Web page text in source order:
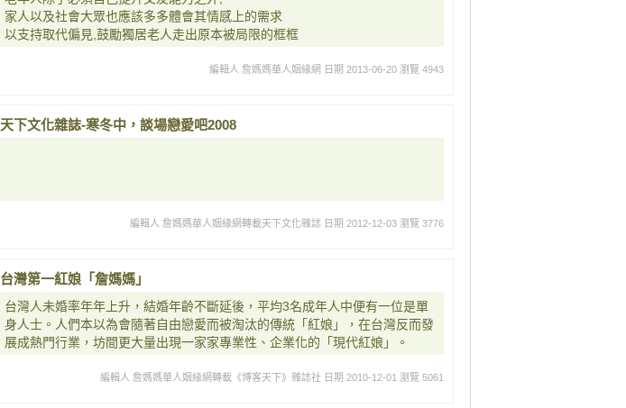
家人以及社會大眾也應該多多體會其情感上的需求
以支持取代偏見,鼓勵獨居老人走出原本被局限的框框
編輯人 詹媽媽華人姻緣網 日期 2013-06-20 瀏覽 4943
天下文化雜誌-寒冬中，談場戀愛吧2008
編輯人 詹媽媽華人姻緣網轉載天下文化雜誌 日期 2012-12-03 瀏覽 3776
台灣第一紅娘「詹媽媽」
台灣人未婚率年年上升，結婚年齡不斷延後，平均3名成年人中便有一位是單
身人士。人們本以為會隨著自由戀愛而被淘汰的傳統「紅娘」，在台灣反而發
展成熱門行業，坊間更大量出現一家家專業性、企業化的「現代紅娘」。
編輯人 詹媽媽華人姻緣網轉載《博客天下》雜誌社 日期 2010-12-01 瀏覽 5061